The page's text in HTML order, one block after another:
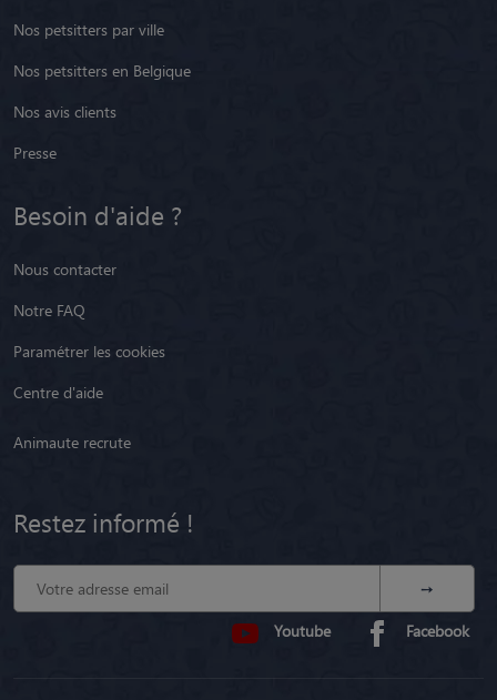
Nos petsitters par ville
Nos petsitters en Belgique
Nos avis clients
Presse
Besoin d'aide ?
Nous contacter
Notre FAQ
Paramétrer les cookies
Centre d'aide
Animaute recrute
Restez informé !
Youtube Facebook